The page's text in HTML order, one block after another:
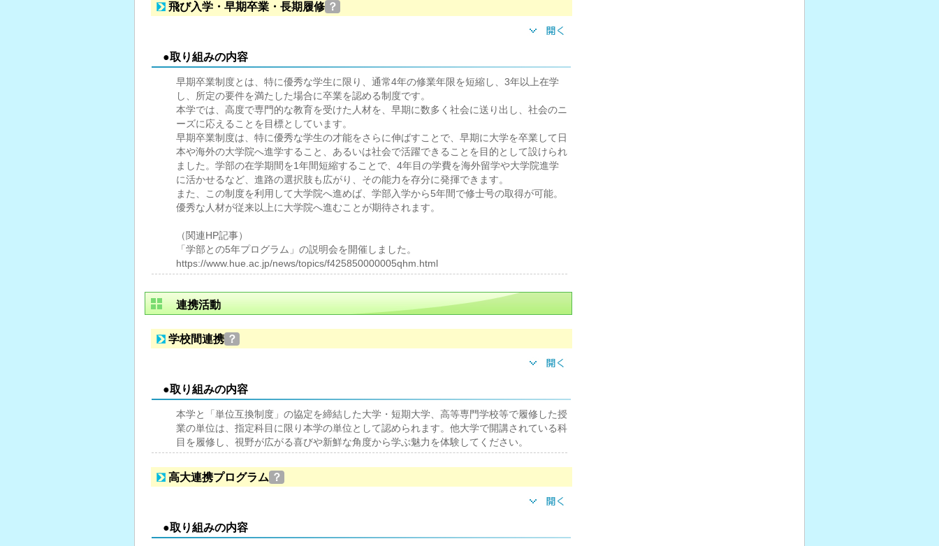
飛び入学・早期卒業・長期履修 ？
●取り組みの内容
早期卒業制度とは、特に優秀な学生に限り、通常4年の修業年限を短縮し、3年以上在学
し、所定の要件を満たした場合に卒業を認める制度です。
本学では、高度で専門的な教育を受けた人材を、早期に数多く社会に送り出し、社会のニ
ーズに応えることを目標としています。
早期卒業制度は、特に優秀な学生の才能をさらに伸ばすことで、早期に大学を卒業して日
本や海外の大学院へ進学すること、あるいは社会で活躍できることを目的として設けられ
ました。学部の在学期間を1年間短縮することで、4年目の学費を海外留学や大学院進学
に活かせるなど、進路の選択肢も広がり、その能力を存分に発揮できます。
また、この制度を利用して大学院へ進めば、学部入学から5年間で修士号の取得が可能。
優秀な人材が従来以上に大学院へ進むことが期待されます。
（関連HP記事）
「学部との5年プログラム」の説明会を開催しました。
https://www.hue.ac.jp/news/topics/f425850000005qhm.html
連携活動
学校間連携 ？
●取り組みの内容
本学と「単位互換制度」の協定を締結した大学・短期大学、高等専門学校等で履修した授
業の単位は、指定科目に限り本学の単位として認められます。他大学で開講されている科
目を履修し、視野が広がる喜びや新鮮な角度から学ぶ魅力を体験してください。
高大連携プログラム ？
●取り組みの内容